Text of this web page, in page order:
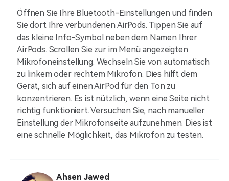
Öffnen Sie Ihre Bluetooth-Einstellungen und finden
Sie dort Ihre verbundenen AirPods. Tippen Sie auf
das kleine Info-Symbol neben dem Namen Ihrer
AirPods. Scrollen Sie zur im Menü angezeigten
Mikrofoneinstellung. Wechseln Sie von automatisch
zu linkem oder rechtem Mikrofon. Dies hilft dem
Gerät, sich auf einen AirPod für den Ton zu
konzentrieren. Es ist nützlich, wenn eine Seite nicht
richtig funktioniert. Versuchen Sie, nach manueller
Einstellung der Mikrofonseite aufzunehmen. Dies ist
eine schnelle Möglichkeit, das Mikrofon zu testen.
Ahsen Jawed